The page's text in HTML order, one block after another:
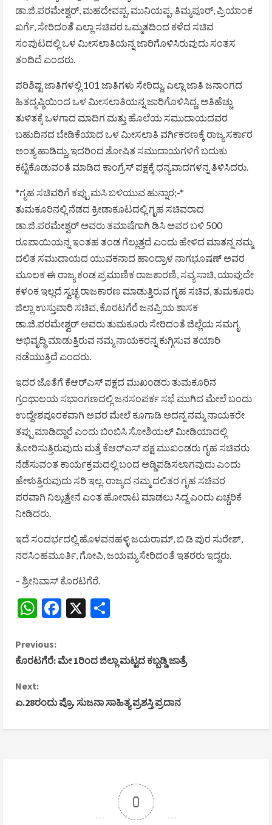
ಡಾ.ಜಿ.ಪರಮೇಶ್ವರ್, ಮಹದೇವಪ್ಪ, ಮುನಿಯಪ್ಪ, ತಿಮ್ಮಪೂರ್, ಪ್ರಿಯಾಂಕ
ಖರ್ಗೆ, ಸೇರಿದಂತೆೆ ಎಲ್ಲಾ ಸಚಿವರ ಒಮ್ಮತದಿಂದ ಕಳೆದ ಸಚಿವ
ಸಂಪುಟದಲ್ಲಿ ಒಳ ಮೀಸಲಾತಿಯನ್ನ ಜಾರಿಗೊಳಿಸಿರುವುದು ಸಂತಸ
ತಂದಿದೆ ಎಂದರು.
ಪರಿಶಿಷ್ಟ ಜಾತಿಗಳಲ್ಲಿ 101 ಜಾತಿಗಳು ಸೇರಿದ್ದು, ಎಲ್ಲಾ ಜಾತಿ ಜನಾಂಗದ
ಹಿತದೃಷ್ಠಿಯಿಂದ ಒಳ ಮೀಸಲಾತಿಯನ್ನ ಜಾರಿಗೊಳಿಸಿದ್ದ, ಅತಿಹೆಚ್ಚು
ತುಳಿತಕ್ಕೆ ಒಳಗಾದ ಮಾದಿಗ ಮತ್ತು ಹೊಲೆಯ ಸಮುದಾಯದವರ
ಬಹುದಿನದ ಬೇಡಿಕೆಯಾದ ಒಳ ಮೀಸಲಾತಿ ವರ್ಗಿಕರಣಕ್ಕೆ ರಾಜ್ಯ ಸರ್ಕಾರ
ಅಂತ್ಯ ಹಾಡಿದ್ದು, ಇದರಿಂದ ಶೋಷಿತ ಸಮುದಾಯಗಳಿಗೆ ಬದುಕು
ಕಟ್ಟಿಕೊಡುವಂತೆ ಮಾಡಿದ ಕಾಂಗ್ರೆಸ್ ಪಕ್ಷಕ್ಕೆ ಧನ್ಯವಾದಗಳನ್ನ ತಿಳಿಸಿದರು.
*ಗೃಹ ಸಚಿವರಿಗೆ ಕಪ್ಪು ಮಸಿ ಬಳಿಯುವ ಹುನ್ನಾರ;-*
ತುಮಕೂರಿನಲ್ಲಿ ನೆಡದ ಕ್ರೀಡಾಕೂಟದಲ್ಲಿ ಗೃಹ ಸಚಿವರಾದ
ಡಾ.ಜಿ.ಪರಮೇಶ್ವರ್ ಅವರು ತಮಾಷೆಗಾಗಿ ಡಿಸಿ ಅವರ ಬಳಿ 500
ರೂಪಾಯಿಯನ್ನ ಇಂತಹ ತಂಡ ಗೆಲ್ಲುತ್ತದೆ ಎಂದು ಹೇಳಿದ ಮಾತನ್ನ ನಮ್ಮ
ದಲಿತ ಸಮುದಾಯದ ಯುವಕನಾದ ಹಾಂದ್ರಾಳ ನಾಗಭೂಷಣ್ ಅವರ
ಮೂಲಕ ಈ ರಾಜ್ಯ ಕಂಡ ಪ್ರಮಾಣಿಕ ರಾಜಕಾರಣಿ, ಸವ್ಯಸಾಚಿ, ಯಾವುದೇ
ಕಳಂಕ ಇಲ್ಲದೆ ಸ್ವಚ್ಛ ರಾಜಕಾರಣ ಮಾಡುತ್ತಿರುವ ಗೃಹ ಸಚಿವ, ತುಮಕೂರು
ಜಿಲ್ಲಾ ಉಸ್ತುವಾರಿ ಸಚಿವ, ಕೊರಟಗೆರೆ ಜನಪ್ರಿಯ ಶಾಸಕ
ಡಾ.ಜಿ.ಪರಮೇಶ್ವರ್ ಅವರು ತುಮಕೂರು ಸೇರಿದಂತೆ ಜಿಲ್ಲೆಯ ಸಮಗೃ
ಅಭಿವೃದ್ಧಿ ಮಾಡುತ್ತಿರುವ ನಮ್ಮ ನಾಯಕರನ್ನ ಕುಗ್ಗಿಸುವ ತಯಾರಿ
ನಡೆಯುತ್ತಿದೆ ಎಂದರು.
ಇದರ ಜೊತೆಗೆ ಕೆಆರ್‌ಎಸ್ ಪಕ್ಷದ ಮುಖಂಡರು ತುಮಕೂರಿನ
ಗ್ರಂಥಾಲಯ ಸಭಾಂಗಣದಲ್ಲಿ ಜನಸಂಪರ್ಕ ಸಭೆ ಮುಗಿದ ಮೇಲೆ ಬಂದು
ಉದ್ದೇಶಪೂರಕವಾಗಿ ಅವರ ಮೇಲೆ ಕೂಗಾಡಿ ಅದನ್ನ ನಮ್ಮ ನಾಯಕರೇ
ತಪ್ಪು ಮಾಡಿದ್ದಾರೆ ಎಂದು ಬಿಂಬಿಸಿ ಸೋಶಿಯಲ್ ಮೀಡಿಯಾದಲ್ಲಿ
ತೋರಿಸುತ್ತಿರುವುದು ಮತ್ತೆ ಕೆಆರ್‌ಎಸ್ ಪಕ್ಷ ಮುಖಂಡರು ಗೃಹ ಸಚಿವರು
ನೆಡೆಸುವಂತ ಕಾರ್ಯಕ್ರಮದಲ್ಲಿ ಬಂದ ಅಡ್ಡಿಪಡಿಸಲಾಗವುದು ಎಂದು
ಹೇಳುತ್ತಿರುವುದು ಸರಿ ಇಲ್ಲ. ರಾಜ್ಯದ ನಮ್ಮ ದಲಿತರ ಗೃಹ ಸಚಿವರ
ಪರವಾಗಿ ನಿಲ್ಲುತ್ತೇನೆ ಎಂತ ಹೋರಾಟ ಮಾಡಲು ಸಿದ್ದ ಎಂದು ಏಚ್ಚರಿಕೆ
ನೀಡಿದರು.
ಇದೆ ಸಂದರ್ಭದಲ್ಲಿ ಹೊಳವನಹಳ್ಳಿ ಜಯರಾಮ್, ಬಿ ಡಿ ಪುರ ಸುರೇಶ್,
ನರಸಿಂಹಮೂರ್ತಿ, ಗೋಪಿ, ಜಯಮ್ಮ ಸೇರಿದಂತೆ ಇತರರು ಇದ್ದರು.
– ಶ್ರೀನಿವಾಸ್ ಕೊರಟಗೆರೆ.
WhatsApp
Facebook
X
C
n
t
Previous:
ಕೊರಟಗೆರೆ: ಮೇ 1ರಿಂದ ಜಿಲ್ಲಾ ಮಟ್ಟದ ಕಬ್ಬಡ್ಡಿ ಜಾತ್ರೆ
Next:
ಏ.28ರಂದು ಪ್ರೊ. ಸುಜನಾ ಸಾಹಿತ್ಯ ಪ್ರಶಸ್ತಿ ಪ್ರದಾನ
0